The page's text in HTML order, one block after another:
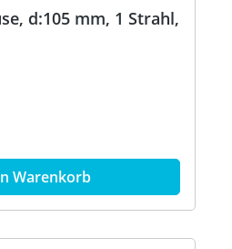
d:105 mm, 1 Strahl,
Warenkorb